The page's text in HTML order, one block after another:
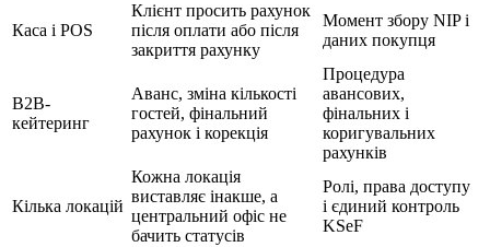
Каса і POS
Клієнт просить рахунок
після оплати або після
закриття рахунку
Момент збору NIP і
даних покупця
B2B-
кейтеринг
Аванс, зміна кількості
гостей, фінальний
рахунок і корекція
Процедура
авансових,
фінальних і
коригувальних
рахунків
Кілька локацій
Кожна локація
виставляє інакше, а
центральний офіс не
бачить статусів
Ролі, права доступу
і єдиний контроль
KSeF